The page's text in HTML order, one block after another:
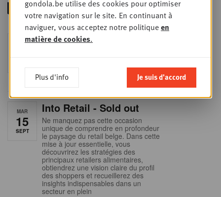
MER
Foodservice - Joint
onderhandelingstafel is geen toeval!
MAR
15
SEPT
Into Retail - Sold out
Ne manquez pas cette occasion
unique de comprendre en profondeur
le paysage du retail belge. Dans cette
mise à jour essentielle, vous
découvrirez les stratégies des
principaux retailers alimentaires,
obtiendrez une vision claire du profil
des shoppers et recueillerez des
insights indispensables dans un
secteur en plein
gondola.be utilise des cookies pour optimiser
votre navigation sur le site. En continuant à
naviguer, vous acceptez notre politiqueen
matière de cookies.
Plus d'info Je suis d'accord